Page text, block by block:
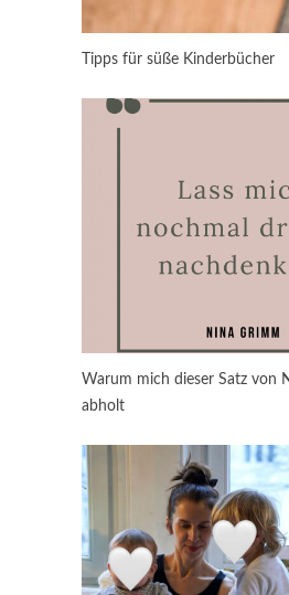
Tipps für süße Kinderbücher
Warum mich dieser Satz von
abholt